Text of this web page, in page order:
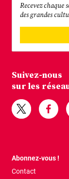
Recevez chaque
des grandes
Suivez-nous
sur les
Abonnez-vous !
Contact